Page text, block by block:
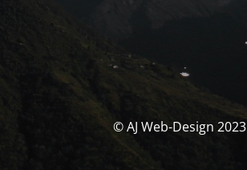
© AJ Web-Design 2023